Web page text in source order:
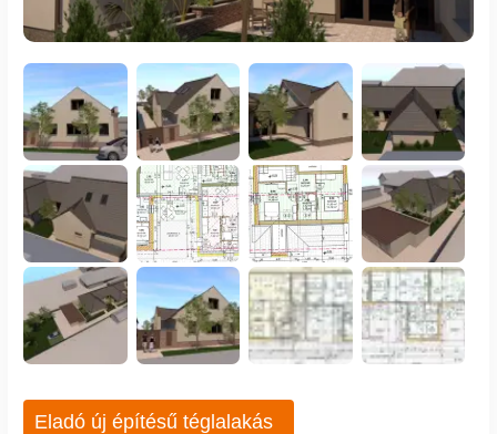
Eladó új építésű téglalakás